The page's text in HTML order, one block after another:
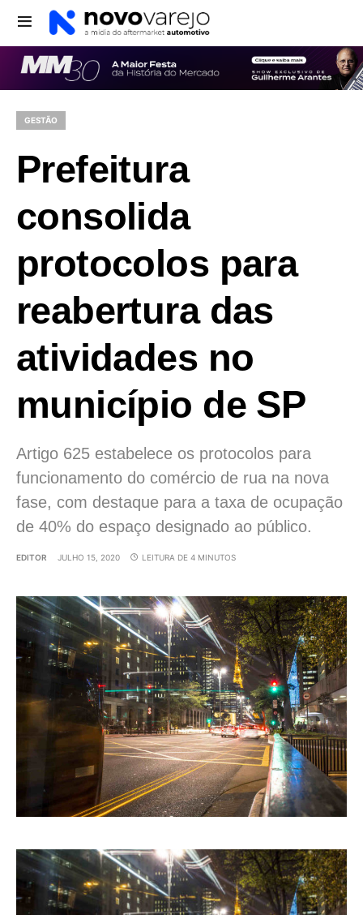
GESTÃO
Prefeitura
consolida
protocolos para
reabertura das
atividades no
município de SP
Artigo 625 estabelece os protocolos para
funcionamento do comércio de rua na nova
fase, com destaque para a taxa de ocupação
de 40% do espaço designado ao público.
EDITOR JULHO 15, 2020 LEITURA DE 4 MINUTOS